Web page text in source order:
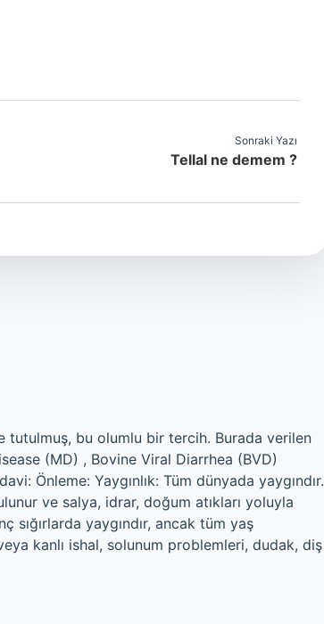
Sonraki Yazı
Tellal ne demem ?
tutulmuş, bu olumlu bir tercih. Burada verilen
(MD) , Bovine Viral Diarrhea (BVD)
Önleme: Yaygınlık: Tüm dünyada yaygındır.
ve salya, idrar, doğum atıkları yoluyla
sığırlarda yaygındır, ancak tüm yaş
kanlı ishal, solunum problemleri, dudak, diş